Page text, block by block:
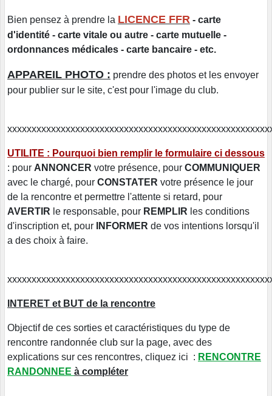
Bien pensez à prendre la LICENCE FFR - carte
d'identité - carte vitale ou autre - carte mutuelle -
ordonnances médicales - carte bancaire - etc.
APPAREIL PHOTO : prendre des photos et les envoyer
pour publier sur le site, c'est pour l'image du club.
UTILITE : Pourquoi bien remplir le formulaire ci dessous
: pour ANNONCER votre présence, pour COMMUNIQUER
avec le chargé, pour CONSTATER votre présence le jour
de la rencontre et permettre l'attente si retard, pour
AVERTIR le responsable, pour REMPLIR les conditions
d'inscription et, pour
INFORMER de vos intentions lorsqu'il
a des choix à faire.
INTERET et BUT de la rencontre
Objectif de ces sorties et caractéristiques du type de
rencontre randonnée club sur la page, avec des
explications sur ces rencontres, cliquez ici : RENCONTRE
RANDONNEE à compléter